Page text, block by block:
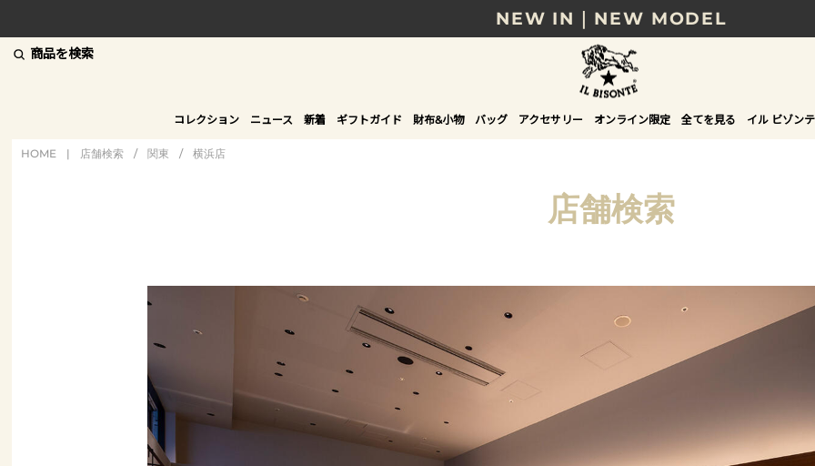
NEW IN｜NEW MODEL
8/17(月)10時まで｜税込11,000円以上で送料無料
贈る相手やシーンから選べる、新しいギフトガイ
NEW IN｜COLOR LEATHER
商品を検索
コレクション ニュース 新着 ギフトガイド 財布&小物 バッグ アクセサリー オンライン限定 全てを見る イル ビゾン
HOME | 店舗検索 / 関東 / 横浜店
店舗検索